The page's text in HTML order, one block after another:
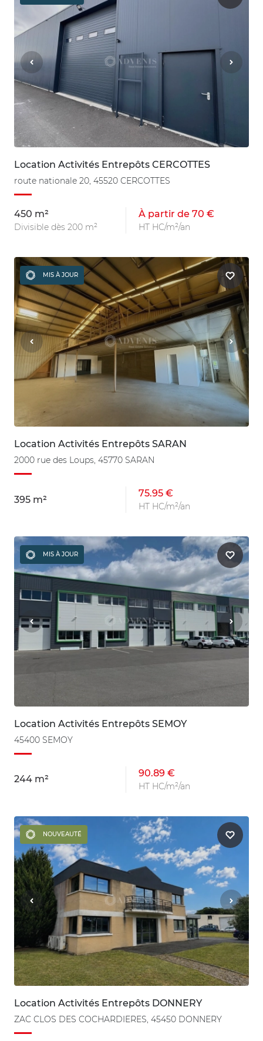
Location Activités Entrepôts CERCOTTES
route nationale 20, 45520 CERCOTTES
450 m²
Divisible dès 200 m²
À partir de 70 €
HT HC/m²/an
MIS À JOUR
Location Activités Entrepôts SARAN
2000 rue des Loups, 45770 SARAN
395 m²
75.95 €
HT HC/m²/an
MIS À JOUR
Location Activités Entrepôts SEMOY
45400 SEMOY
244 m²
90.89 €
HT HC/m²/an
NOUVEAUTÉ
Location Activités Entrepôts DONNERY
ZAC CLOS DES COCHARDIERES, 45450 DONNERY